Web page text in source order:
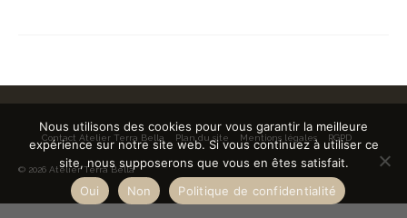
Contact Atelier Terra Bella Plan du site Mentions légales RGPD
© 2026 Atelier Terra Bella
Nous utilisons des cookies pour vous garantir la meilleure
expérience sur notre site web. Si vous continuez à utiliser ce
site, nous supposerons que vous en êtes satisfait.
Oui
Non Politique de confidentialité